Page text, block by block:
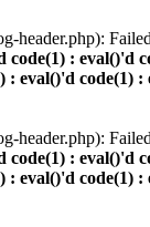
header.php):
: eval()'d
: eval()'d code(1)
header.php):
: eval()'d
: eval()'d code(1)